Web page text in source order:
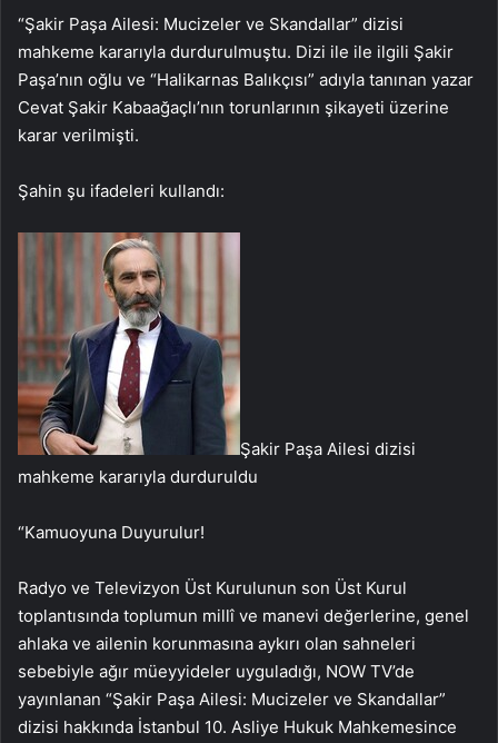
“Şakir Paşa Ailesi: Mucizeler ve Skandallar” dizisi
mahkeme kararıyla durdurulmuştu. Dizi ile ile ilgili Şakir
Paşa’nın oğlu ve “Halikarnas Balıkçısı” adıyla tanınan yazar
Cevat Şakir Kabaağaçlı’nın torunlarının şikayeti üzerine
karar verilmişti.
Şahin şu ifadeleri kullandı:
Şakir Paşa Ailesi dizisi
mahkeme kararıyla durduruldu
“Kamuoyuna Duyurulur!
Radyo ve Televizyon Üst Kurulunun son Üst Kurul
toplantısında toplumun millî ve manevi değerlerine, genel
ahlaka ve ailenin korunmasına aykırı olan sahneleri
sebebiyle ağır müeyyideler uyguladığı, NOW TV’de
yayınlanan “Şakir Paşa Ailesi: Mucizeler ve Skandallar”
dizisi hakkında İstanbul 10. Asliye Hukuk Mahkemesince